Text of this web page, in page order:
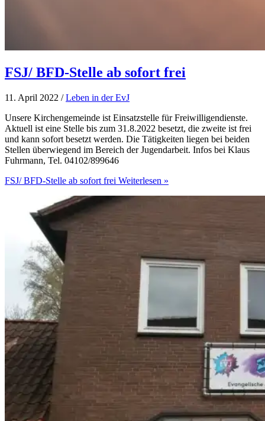
FSJ/ BFD-Stelle ab sofort frei
11. April 2022 /Leben in der EvJ
Unsere Kirchengemeinde ist Einsatzstelle für Freiwilligendienste.
Aktuell ist eine Stelle bis zum 31.8.2022 besetzt, die zweite ist frei
und kann sofort besetzt werden. Die Tätigkeiten liegen bei beiden
Stellen überwiegend im Bereich der Jugendarbeit. Infos bei Klaus
Fuhrmann, Tel. 04102/899646
FSJ/ BFD-Stelle ab sofort frei Weiterlesen »